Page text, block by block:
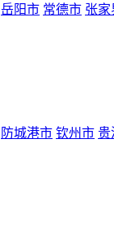
岳阳市 常德市 张家
防城港市 钦州市 贵